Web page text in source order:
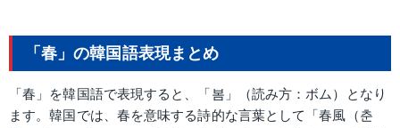
「春」の韓国語表現まとめ
「春」を韓国語で表現すると、「봄」（読み方：ボム）となり
ます。韓国では、春を意味する詩的な言葉として「春風（춘